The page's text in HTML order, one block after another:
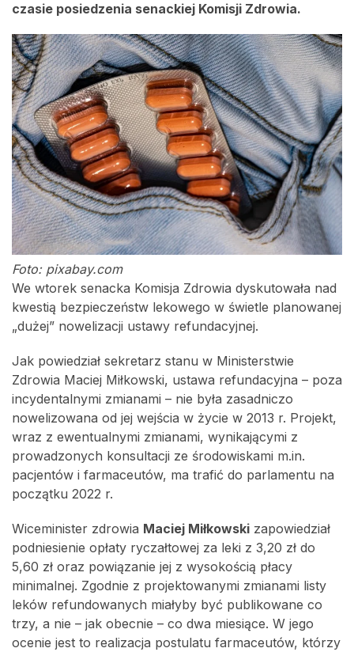
czasie posiedzenia senackiej Komisji Zdrowia.
Foto: pixabay.com
We wtorek senacka Komisja Zdrowia dyskutowała nad
kwestią bezpieczeństw lekowego w świetle planowanej
„dużej” nowelizacji ustawy refundacyjnej.
Jak powiedział sekretarz stanu w Ministerstwie
Zdrowia Maciej Miłkowski, ustawa refundacyjna – poza
incydentalnymi zmianami – nie była zasadniczo
nowelizowana od jej wejścia w życie w 2013 r. Projekt,
wraz z ewentualnymi zmianami, wynikającymi z
prowadzonych konsultacji ze środowiskami m.in.
pacjentów i farmaceutów, ma trafić do parlamentu na
początku 2022 r.
Wiceminister zdrowia Maciej Miłkowski zapowiedział
podniesienie opłaty ryczałtowej za leki z 3,20 zł do
5,60 zł oraz powiązanie jej z wysokością płacy
minimalnej. Zgodnie z projektowanymi zmianami listy
leków refundowanych miałyby być publikowane co
trzy, a nie – jak obecnie – co dwa miesiące. W jego
ocenie jest to realizacja postulatu farmaceutów, którzy